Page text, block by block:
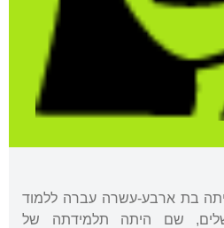
בת ארבע-עשרה עברה ללמוד
שם היתה תלמידתה של